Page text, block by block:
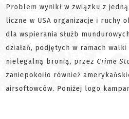
Problem wynikł w związku z
liczne w USA organizacje i ruchy
dla wspierania służb
działań, podjętych w ramach
nielegalną bronią, przez Crime
zaniepokoiło również
airsoftowców. Poniżej logo